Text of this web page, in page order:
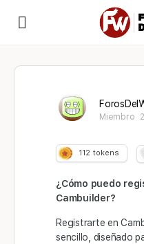
Miembro
112 tokens
¿Cómo puedo
Cambuilder?
Registrarte en
sencillo, diseñado